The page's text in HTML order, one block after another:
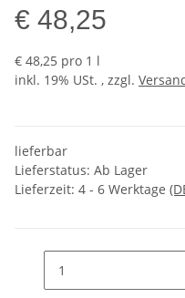
€ 48,25
€ 48,25 pro 1 l
inkl. 19% USt. , zzgl.
lieferbar
Lieferstatus: Ab Lager
Lieferzeit: 4 - 6 Werktage